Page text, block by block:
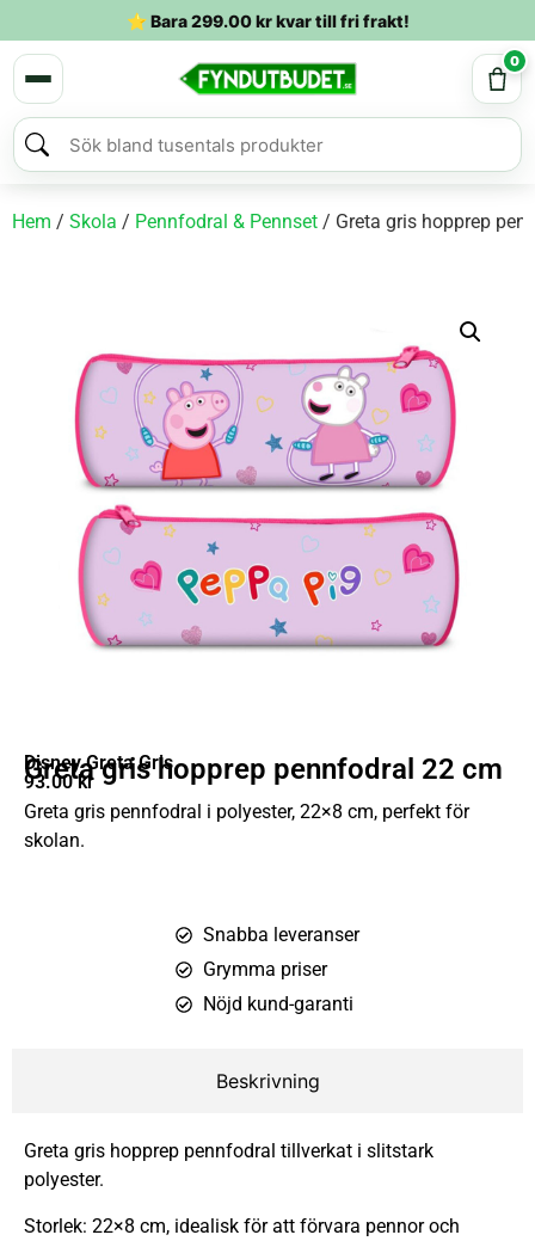
⭐ Bara299.00krkvar till fri frakt!
0
Hem / Skola / Pennfodral & Pennset / Greta gris hopprep
Disney Greta Gris
Greta gris hopprep pennfodral 22 cm
93.00kr
Greta gris pennfodral i polyester, 22×8 cm, perfekt för
skolan.
Snabba leveranser
Grymma priser
Nöjd kund-garanti
Beskrivning
Greta gris hopprep pennfodral tillverkat i slitstark
polyester.
Storlek: 22×8 cm, idealisk för att förvara pennor och